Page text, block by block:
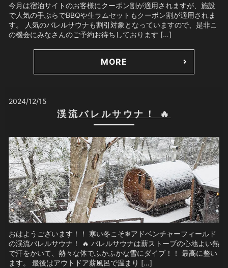
今月は宿泊サイトのお客様にクーポン割が適用されますが、施設
で人気の手ぶらでBBQや生ラムセットもクーポン割が適用されま
す。 人気のバレルサウナも割引対象となっていますので、是非こ
の機会にみなさんのご予約お待ちしております […]
MORE
2024/12/15
渓流バレルサウナ！ 🔥
おはようございます！！ 寒い冬こそ❄アドベンチャーフィールド
の渓流バレルサウナ！ 🔥 バレルサウナは薪ストーブの心地よい熱
で汗をかいて、熱々な体でふかふかな雪にダイブ！！ 最高に整い
ます。 最後はアウトドア薪風呂で温まり […]